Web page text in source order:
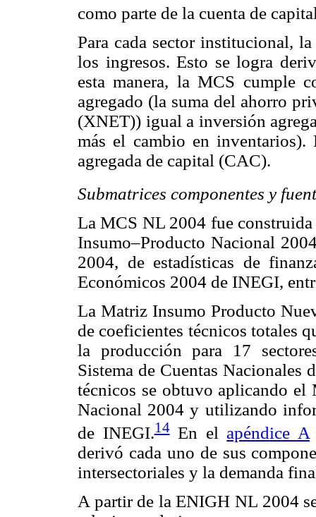
como parte de la cuenta de
Para cada sector institucional,
los ingresos. Esto se logra
esta manera, la MCS cumple
agregado (la suma del ahorro
(XNET)) igual a inversión
más el cambio en inventarios).
agregada de capital (CAC).
Submatrices componentes y
La MCS NL 2004 fue
Insumo–Producto Nacional
2004, de estadísticas de
Económicos 2004 de INEGI,
La Matriz Insumo Producto
de coeficientes técnicos totales
la producción para 17
Sistema de Cuentas
técnicos se obtuvo aplicando
Nacional 2004 y utilizando
de INEGI.14En el apéndice A
derivó cada uno de sus
intersectoriales y la demanda
A partir de la ENIGH NL 2004